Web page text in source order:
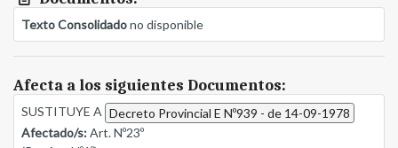
Texto Consolidadono disponible
Afecta a los siguientes Documentos:
SUSTITUYE A Decreto Provincial E Nº939 - de 14-09-1978
Afectado/s:Art. Nº23º